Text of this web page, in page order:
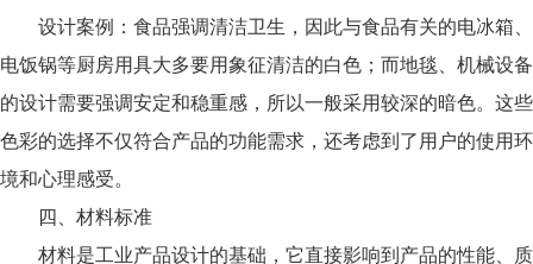
设计案例：食品强调清洁卫生，因此与食品有关的电冰箱、
电饭锅等厨房用具大多要用象征清洁的白色；而地毯、机械设备
的设计需要强调安定和稳重感，所以一般采用较深的暗色。这些
色彩的选择不仅符合产品的功能需求，还考虑到了用户的使用环
境和心理感受。
四、材料标准
材料是工业产品设计的基础，它直接影响到产品的性能、质